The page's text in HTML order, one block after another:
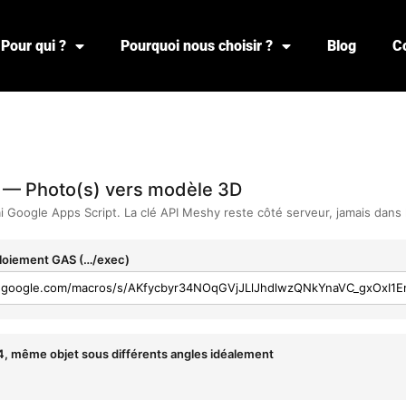
Pour qui ? Pourquoi nous choisir ? Blog
— Photo(s) vers modèle 3D
Google Apps Script. La clé API Meshy reste côté serveur, jamais dans
GAS (…/exec)
même objet sous différents angles idéalement